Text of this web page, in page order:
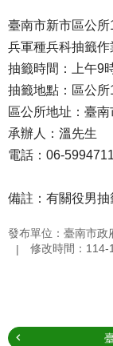
臺南市新市區公
兵軍種兵科抽籤作
抽籤時間：上午9
抽籤地點：區公所
區公所地址：臺
承辦人：溫先生
電話：06-
備註：有關役男
發布單位：臺南市政
修改時間：114-